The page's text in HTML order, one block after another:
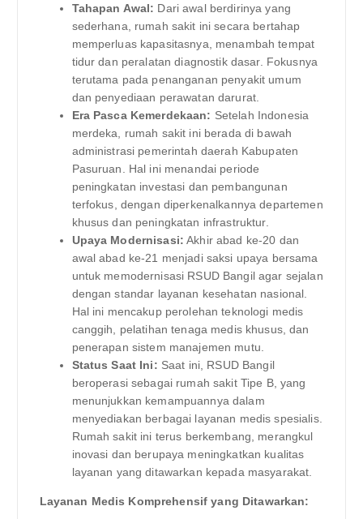
Tahapan Awal: Dari awal berdirinya yang
sederhana, rumah sakit ini secara bertahap
memperluas kapasitasnya, menambah tempat
tidur dan peralatan diagnostik dasar. Fokusnya
terutama pada penanganan penyakit umum
dan penyediaan perawatan darurat.
Era Pasca Kemerdekaan: Setelah Indonesia
merdeka, rumah sakit ini berada di bawah
administrasi pemerintah daerah Kabupaten
Pasuruan. Hal ini menandai periode
peningkatan investasi dan pembangunan
terfokus, dengan diperkenalkannya departemen
khusus dan peningkatan infrastruktur.
Upaya Modernisasi: Akhir abad ke-20 dan
awal abad ke-21 menjadi saksi upaya bersama
untuk memodernisasi RSUD Bangil agar sejalan
dengan standar layanan kesehatan nasional.
Hal ini mencakup perolehan teknologi medis
canggih, pelatihan tenaga medis khusus, dan
penerapan sistem manajemen mutu.
Status Saat Ini: Saat ini, RSUD Bangil
beroperasi sebagai rumah sakit Tipe B, yang
menunjukkan kemampuannya dalam
menyediakan berbagai layanan medis spesialis.
Rumah sakit ini terus berkembang, merangkul
inovasi dan berupaya meningkatkan kualitas
layanan yang ditawarkan kepada masyarakat.
Layanan Medis Komprehensif yang Ditawarkan: